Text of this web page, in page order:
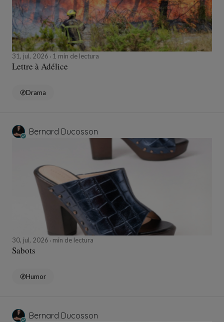
31, jul, 2026 1 min de lectura
Lettre à Adélice
Drama
Bernard Ducosson
30, jul, 2026 min de lectura
Sabots
Humor
Bernard Ducosson